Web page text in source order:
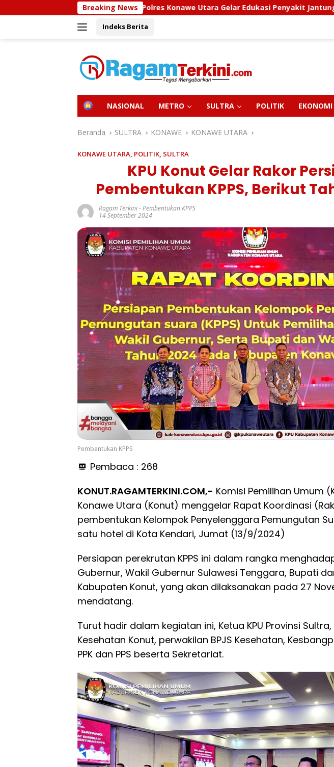
ke
Breaking News
Sidokkes Polres Konawe Utara Gelar Edukasi Penyakit Jantung Koroner,
Indeks Berita
H
E
NASIONAL METRO SULTRA POLITIK EKONOMI
Beranda SULTRA KONAWE KONAWE UTARA
KONAWE UTARA, POLITIK, SULTRA
KPU Konut Gelar Rakor
Pembentukan KPPS, Berikut
Ragam Terkini-Pembentukan KPPS
14 September 2024
Pembentukan KPPS
Pembaca : 268
KONUT.RAGAMTERKINI.COM,- Komisi Pemilihan Umum
Konawe Utara (Konut) menggelar Rapat Koordinasi
pembentukan Kelompok Penyelenggara Pemungutan
satu hotel di Kota Kendari, Jumat (13/9/2024)
Persiapan perekrutan KPPS ini dalam rangka
Gubernur, Wakil Gubernur Sulawesi Tenggara, Bupati
Kabupaten Konut, yang akan dilaksanakan pada 27
mendatang.
Turut hadir dalam kegiatan ini, Ketua KPU Provinsi
Kesehatan Konut, perwakilan BPJS Kesehatan,
PPK dan PPS beserta Sekretariat.